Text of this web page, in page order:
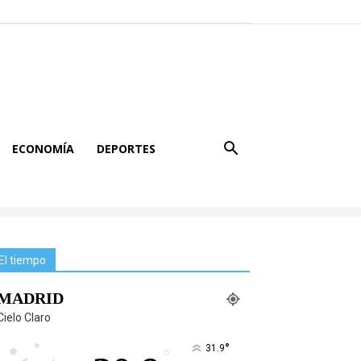
ECONOMÍA DEPORTES
tiempo
Claro
° 31.9°